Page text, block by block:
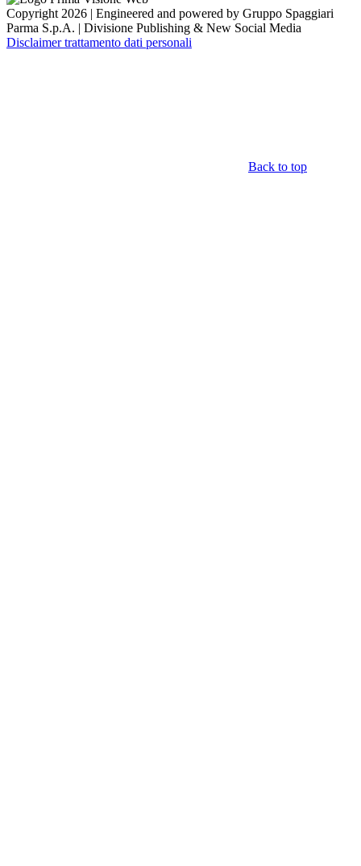
Copyright 2026 | Engineered and powered by Gruppo Spaggiari
Parma S.p.A. | Divisione Publishing & New Social Media
Disclaimer trattamento dati personali
Back to top